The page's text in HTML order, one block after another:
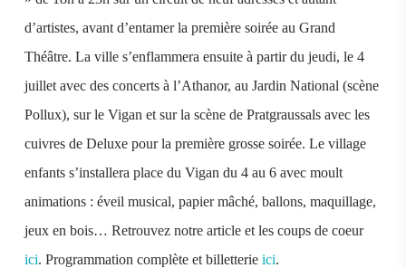
d’artistes, avant d’entamer la première soirée au Grand
Théâtre. La ville s’enflammera ensuite à partir du jeudi, le 4
juillet avec des concerts à l’Athanor, au Jardin National (scène
Pollux), sur le Vigan et sur la scène de Pratgraussals avec les
cuivres de Deluxe pour la première grosse soirée. Le village
enfants s’installera place du Vigan du 4 au 6 avec moult
animations : éveil musical, papier mâché, ballons, maquillage,
jeux en bois… Retrouvez notre article et les coups de coeur
ici. Programmation complète et billetterieici.